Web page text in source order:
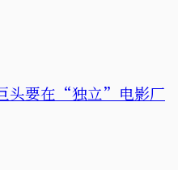
头要在“独立”电影厂